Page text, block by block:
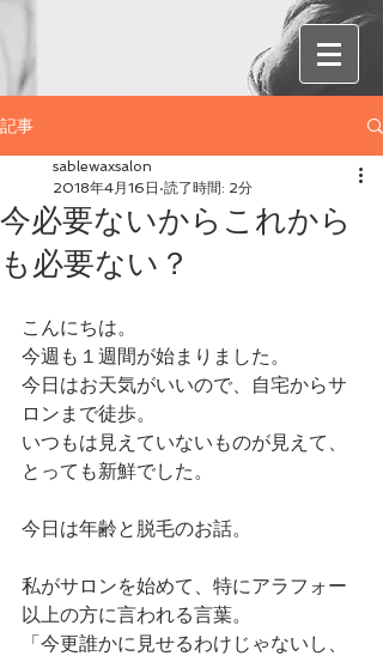
記事
今必要ないからこれから
も必要ない？
sablewaxsalon
2018年4月16日 読了時間: 2分
こんにちは。
今週も１週間が始まりました。
今日はお天気がいいので、自宅からサ
ロンまで徒歩。
いつもは見えていないものが見えて、
とっても新鮮でした。
今日は年齢と脱毛のお話。
私がサロンを始めて、特にアラフォー
以上の方に言われる言葉。
「今更誰かに見せるわけじゃないし、